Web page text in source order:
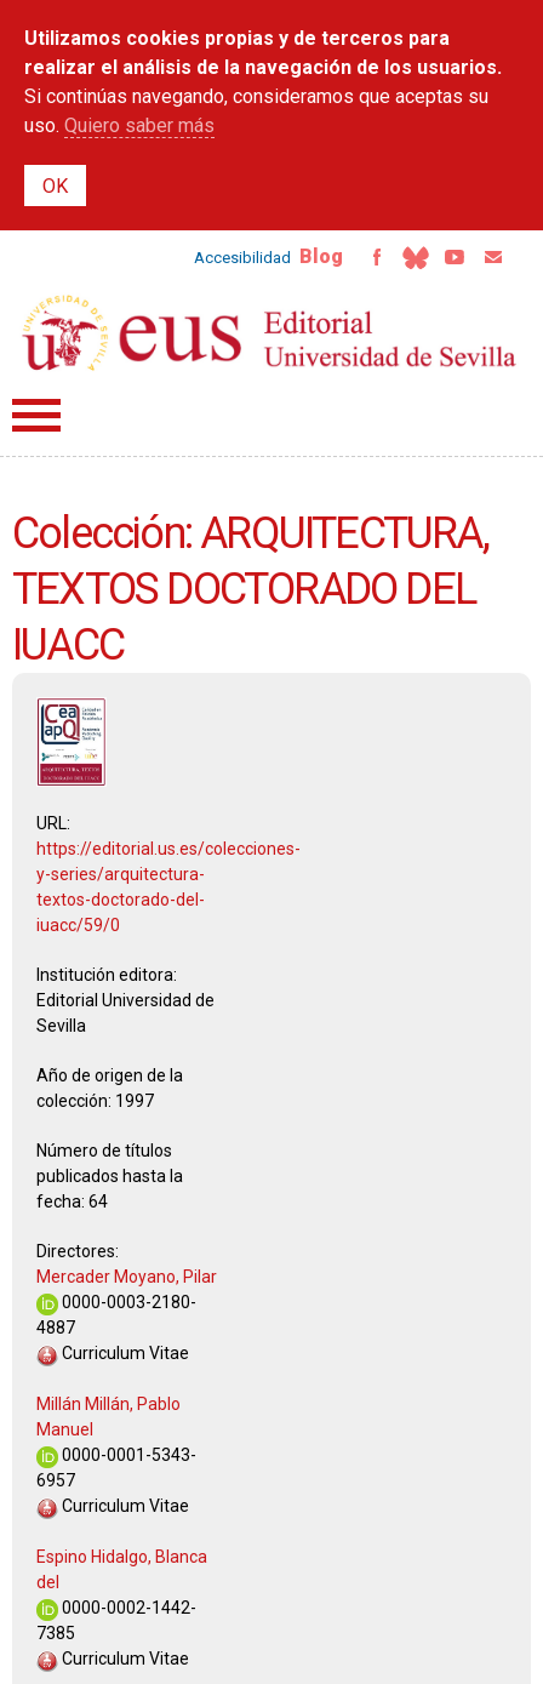
contenido
principal
Utilizamos cookies propias y de terceros para
realizar el análisis de la navegación de los usuarios.
Si continúas navegando, consideramos que aceptas su
uso. Quiero saber más
Accesibilidad Blog
Colección: ARQUITECTURA,
TEXTOS DOCTORADO DEL
IUACC
URL:
https://editorial.us.es/colecciones-
y-series/arquitectura-
textos-doctorado-del-
iuacc/59/0
Institución editora:
Editorial Universidad de
Sevilla
Año de origen de la
colección: 1997
Número de títulos
publicados hasta la
fecha: 64
Directores:
Mercader Moyano, Pilar
0000-0003-2180-
4887
Curriculum Vitae
Millán Millán, Pablo
Manuel
0000-0001-5343-
6957
Curriculum Vitae
Espino Hidalgo, Blanca
del
0000-0002-1442-
7385
Curriculum Vitae